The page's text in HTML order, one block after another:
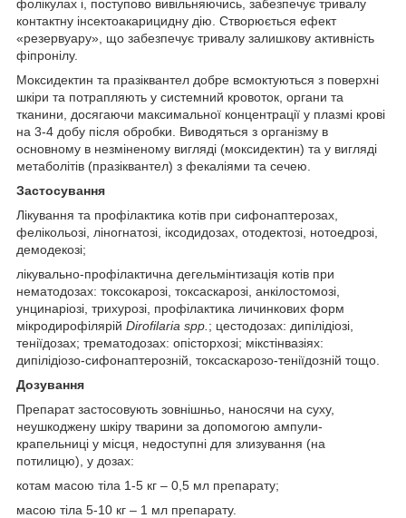
фолікулах і, поступово вивільняючись, забезпечує тривалу
контактну інсектоакарицидну дію. Створюється ефект
«резервуару», що забезпечує тривалу залишкову активність
фіпронілу.
Моксидектин та празіквантел добре всмоктуються з поверхні
шкіри та потрапляють у системний кровоток, органи та
тканини, досягаючи максимальної концентрації у плазмі крові
на 3-4 добу після обробки. Виводяться з організму в
основному в незміненому вигляді (моксидектин) та у вигляді
метаболітів (празіквантел) з фекаліями та сечею.
Застосування
Лікування та профілактика котів при сифонаптерозах,
фелікольозі, ліногнатозі, іксодидозах, отодектозі, нотоедрозі,
демодекозі;
лікувально-профілактична дегельмінтизація котів при
нематодозах: токсокарозі, токсаскарозі, анкілостомозі,
унцинаріозі, трихурозі, профілактика личинкових форм
мікродирофілярій Dirofilaria spp ; цестодозах: дипілідіозі,
теніїдозах; трематодозах: опісторхозі; мікстінвазіях:
дипілідіозо-сифонаптерозній, токсаскарозо-теніїдозній тощо.
Дозування
Препарат застосовують зовнішньо, наносячи на суху,
неушкоджену шкіру тварини за допомогою ампули-
крапельниці у місця, недоступні для злизування (на
потилицю), у дозах:
котам масою тіла 1-5 кг – 0,5 мл препарату;
масою тіла 5-10 кг – 1 мл препарату.